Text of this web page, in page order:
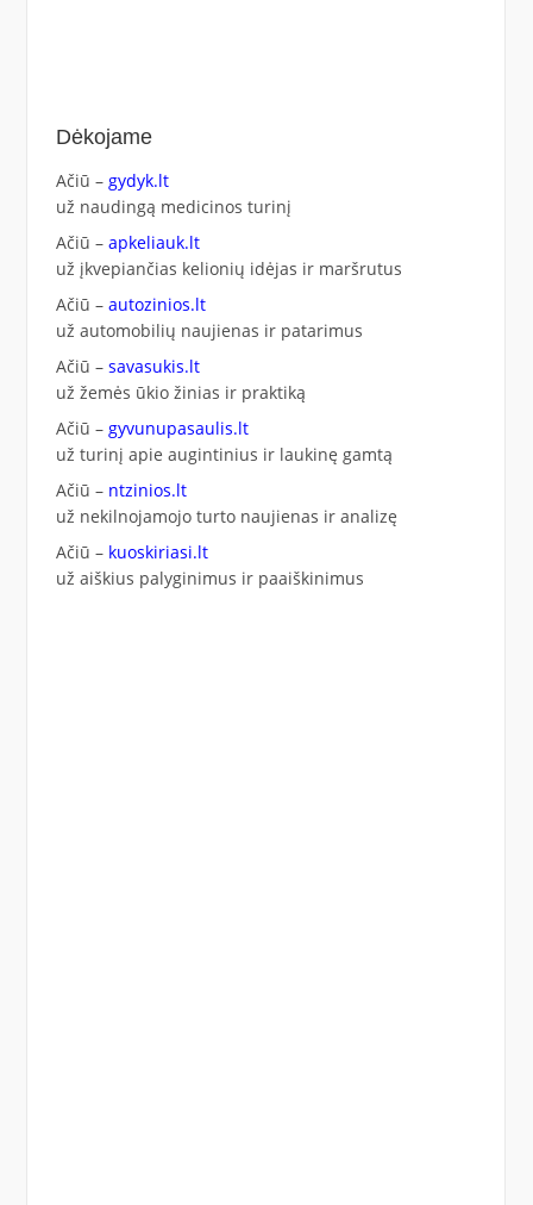
Dėkojame
Ačiū – gydyk.lt
už naudingą medicinos turinį
Ačiū – apkeliauk.lt
už įkvepiančias kelionių idėjas ir maršrutus
Ačiū – autozinios.lt
už automobilių naujienas ir patarimus
Ačiū – savasukis.lt
už žemės ūkio žinias ir praktiką
Ačiū – gyvunupasaulis.lt
už turinį apie augintinius ir laukinę gamtą
Ačiū – ntzinios.lt
už nekilnojamojo turto naujienas ir analizę
Ačiū – kuoskiriasi.lt
už aiškius palyginimus ir paaiškinimus